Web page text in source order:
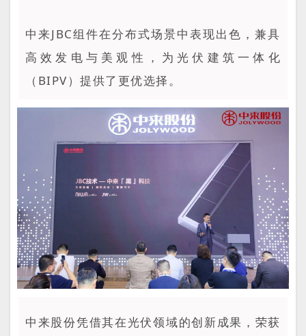
中来JBC组件在分布式场景中表现出色，兼具
高效发电与美观性，为光伏建筑一体化
（BIPV）提供了更优选择。
中来股份凭借其在光伏领域的创新成果，荣获